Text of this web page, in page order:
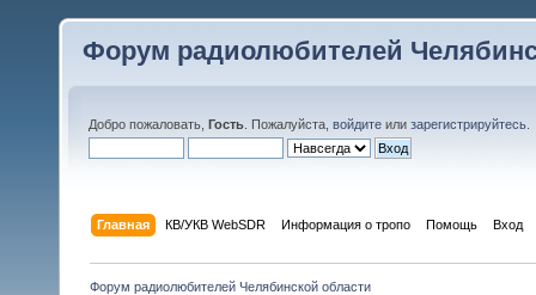
Форум радиолюбителей
Добро пожаловать, Гость . Пожалуйста, войдите или зарегистрируйтесь
Главная КВ/УКВ WebSDR Информация о тропо Помощь Вход
Форум радиолюбителей Челябинской области